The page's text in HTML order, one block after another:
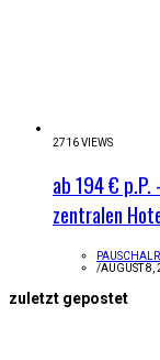
2716 VIEWS
ab 194 € p.P.
zentralen
/AUGUST 8,
zuletzt gepostet